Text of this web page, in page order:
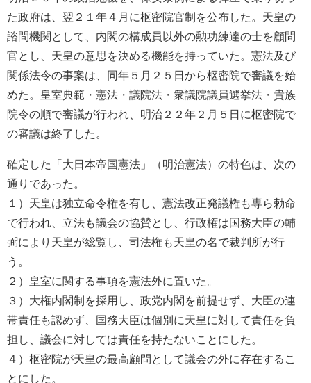
た政府は、翌２１年４月に枢密院官制を公布した。天皇の
諮問機関として、内閣の構成員以外の勲功練達の士を顧問
官とし、天皇の意思を決める機能を持っていた。憲法及び
関係法令の事案は、同年５月２５日から枢密院で審議を始
めた。皇室典範・憲法・議院法・衆議院議員選挙法・貴族
院令の順で審議が行われ、明治２２年２月５日に枢密院で
の審議は終了した。
確定した「大日本帝国憲法」（明治憲法）の特色は、次の
通りであった。
１）天皇は独立命令権を有し、憲法改正発議権も専ら勅命
で行われ、立法も議会の協賛とし、行政権は国務大臣の輔
弼により天皇が総覧し、司法権も天皇の名で裁判所が行
う。
２）皇室に関する事項を憲法外に置いた。
３）大権内閣制を採用し、政党内閣を前提せず、大臣の連
帯責任も認めず、国務大臣は個別に天皇に対して責任を負
担し、議会に対しては責任を持たないことにした。
４）枢密院が天皇の最高顧問として議会の外に存在するこ
とにした。